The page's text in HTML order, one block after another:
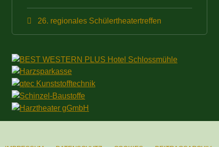
26. regionales Schülertheatertreffen